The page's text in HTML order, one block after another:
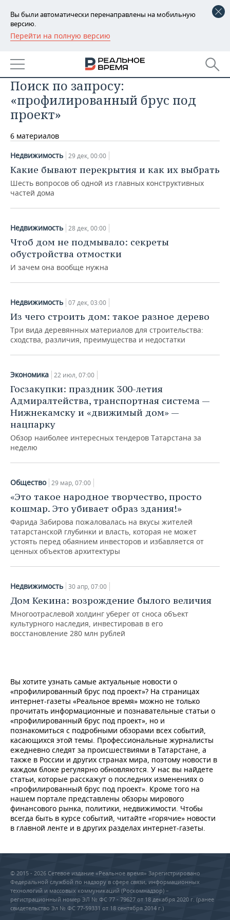
Вы были автоматически перенаправлены на мобильную
версию.
Перейти на полную версию
РЕГИОНЫ
БАШКОРТОСТАН
ТАТАРСТАН
УДМУРТИЯ
НОВОСТИ
АНАЛИТИКА
НОВОСТИ АНАЛИТИКИ
ДЕКЛАРАЦИИ О ДОХОДАХ
КОРОЛИ ГОСЗАКАЗА ПФО
ВУЗЫ ТАТАРСТАНА
ТОРГОВЫЕ ЦЕНТРЫ
ЭКОНОМИКА
НОВОСТИ ЭКОНОМИКИ
ФИНАНСЫ
БАНКИ
ИНВЕСТИЦИИ
ПРОМЫШЛЕННОСТЬ
НОВОСТИ
ПРОМЫШЛЕННОСТИ
АГРОПРОМ
МАШИНОСТРОЕНИЕ
НЕФТЕХИМИЯ
НЕФТЬ
ОПК
ЭНЕРГЕТИКА
НЕДВИЖИМОСТЬ
НОВОСТИ НЕДВИЖИМОСТИ
АВТО
НОВОСТИ БИЗНЕСА
РОЗНИЧНАЯ ТОРГОВЛЯ
ТРАНСПОРТ
ТЕХНОЛОГИИ
НОВОСТИ ТЕХНОЛОГИЙ
IT
ТЕЛЕКОММУНИКАЦИИ
МЕРОПРИЯТИЯ
НОВОСТИ МЕРОПРИЯТИЙ
ВЫЕЗДНАЯ РЕДАКЦИЯ
БИЗНЕС-БРАНЧИ
ONLINE-КОНФЕРЕНЦИИ
СПОРТ
НОВОСТИ СПОРТА
ФУТБОЛ
ХОККЕЙ
ВОЛЕЙБОЛ
КИБЕРСПОРТ
ФИГУРНОЕ КАТАНИЕ
ВОДНЫЕ ВИДЫ СПОРТА
ХОККЕЙ С МЯЧОМ
ОБЩЕСТВО
НОВОСТИ ОБЩЕСТВА
ВЛАСТЬ
ИСТОРИЯ
КУЛЬТУРА
МЕДИЦИНА
ОБРАЗОВАНИЕ
ПРОИСШЕСТВИЯ
ФОТОГАЛЕРЕЯ
СЮЖЕТЫ
СПИСОК ПЕРСОН
СПИСОК КОМПАНИЙ
ПОЛНАЯ ВЕРСИЯ
Поиск по запросу:
«профилированный брус под
проект»
6 материалов
Недвижимость 29 дек, 00:00
Какие бывают перекрытия и как их выбрать
Шесть вопросов об одной из главных конструктивных
частей дома
Недвижимость 28 дек, 00:00
Чтоб дом не подмывало: секреты
обустройства отмостки
И зачем она вообще нужна
Недвижимость 07 дек, 03:00
Из чего строить дом: такое разное дерево
Три вида деревянных материалов для строительства:
сходства, различия, преимущества и недостатки
Экономика 22 июл, 07:00
Госзакупки: праздник 300-летия
Адмиралтейства, транспортная система —
Нижнекамску и «движимый дом» —
нацпарку
Обзор наиболее интересных тендеров Татарстана за
неделю
Общество 29 мар, 07:00
«Это такое народное творчество, просто
кошмар. Это убивает образ здания!»
Фарида Забирова пожаловалась на вкусы жителей
татарстанской глубинки и власть, которая не может
устоять перед обаянием инвесторов и избавляется от
ценных объектов архитектуры
Недвижимость 30 апр, 07:00
Дом Кекина: возрождение былого величия
Многоотраслевой холдинг уберег от сноса объект
культурного наследия, инвестировав в его
восстановление 280 млн рублей
Вы хотите узнать самые актуальные новости о
«профилированный брус под проект»? На страницах
интернет-газеты «Реальное время» можно не только
прочитать информационные и познавательные статьи о
«профилированный брус под проект», но и
познакомиться с подробными обзорами всех событий,
касающихся этой темы. Профессиональные журналисты
ежедневно следят за происшествиями в Татарстане, а
также в России и других странах мира, поэтому новости в
каждом блоке регулярно обновляются. У нас вы найдете
статьи, которые расскажут о последних изменениях о
«профилированный брус под проект». Кроме того на
нашем портале представлены обзоры мирового
финансового рынка, политики, недвижимости. Чтобы
всегда быть в курсе событий, читайте «горячие» новости
в главной ленте и в других разделах интернет-газеты.
© 2015 - 2026 Сетевое издание «Реальное время» Зарегистрировано
Федеральной службой по надзору в сфере связи, информационных
технологий и массовых коммуникаций (Роскомнадзор) –
регистрационный номер ЭЛ № ФС 77 - 79627 от 18 декабря 2020 г. (ранее
свидетельство Эл № ФС 77-59331 от 18 сентября 2014 г.)